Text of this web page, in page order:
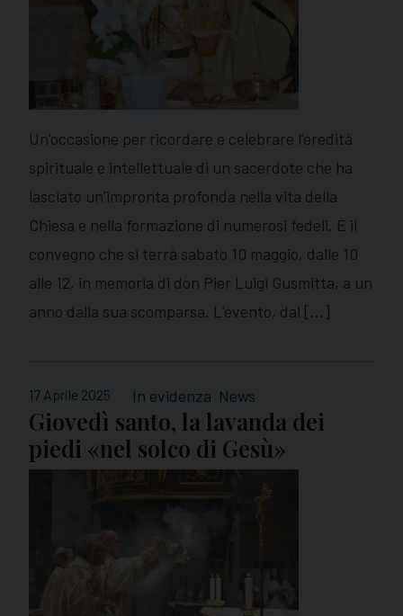
Un’occasione per ricordare e celebrare l’eredità
spirituale e intellettuale di un sacerdote che ha
lasciato un’impronta profonda nella vita della
Chiesa e nella formazione di numerosi fedeli. È il
convegno che si terrà sabato 10 maggio, dalle 10
alle 12, in memoria di don Pier Luigi Gusmitta, a un
anno dalla sua scomparsa. L’evento, dal […]
17 Aprile 2025 In evidenza News
Giovedì santo, la lavanda dei
piedi «nel solco di Gesù»